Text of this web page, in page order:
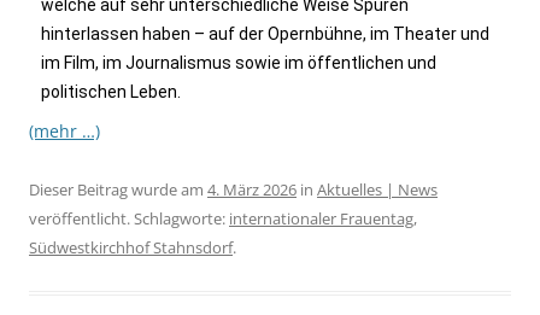
welche auf sehr unterschiedliche Weise Spuren
hinterlassen haben – auf der Opernbühne, im Theater und
im Film, im Journalismus sowie im öffentlichen und
politischen Leben.
(mehr …)
Dieser Beitrag wurde am 4. März 2026 in Aktuelles | News
veröffentlicht. Schlagworte: internationaler Frauentag,
Südwestkirchhof Stahnsdorf.